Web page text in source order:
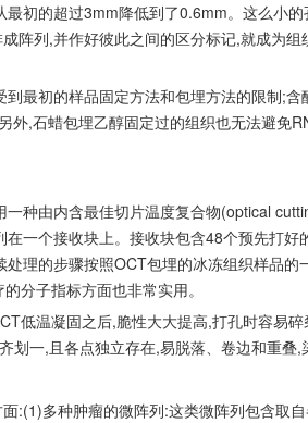
初的超过3mm降低到了0.6mm。这么小
阵列,并作好彼此之间的区分标记,就成为
最初的样品固定方法和包埋方法的限制;
,石蜡包埋乙醇固定过的组织也无法避免
种由内含最佳切片温度复合物(optical
一个接收块上。接收块包含48个预先打
理的步骤按照OCT包埋的冰冻组织样品
分子指标方面也非常实用。
低温凝固之后,脆性大大提高,打孔时容易
一,且各点独立存在,易脱落、卷边和重叠,
:(1)多种肿瘤的微阵列:这类微阵列包含取